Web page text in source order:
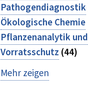
Pathogendiagnostik
Ökologische Chemie
Pflanzenanalytik und
Vorratsschutz (44)
Mehr zeigen